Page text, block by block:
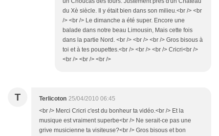
du Xè siècle. Il y était bien dans son milieu.<br /> <br
/> <br /> Le dimanche a été super. Encore une
balade dans notre beau Limousin, Mais cette fois
dans la partie Nord. <br /> <br /> <br /> Gros bisous à
toi et à tes poupettes.<br /> <br /> <br /> Cricri<br />
<br /> <br /> <br />
T Terlicoton 25/04/2010 06:45
<br /> Merci Cricri c'est du bonheur ta vidéo.<br /> Et la
musique est vraiment superbe<br /> Ne serait-ce pas une
grive musicienne ta visiteuse?<br /> Gros bisous et bon